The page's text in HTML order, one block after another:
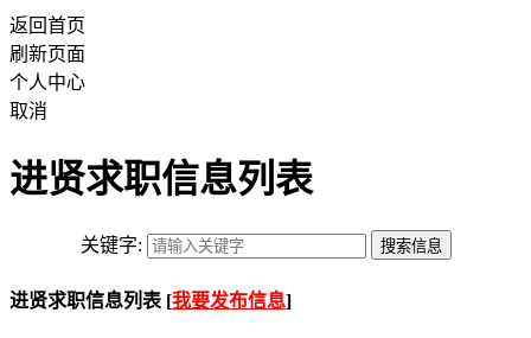
返回首页
刷新页面
个人中心
取消
进贤求职信息列表
关键字:
进贤求职信息列表 [我要发布信息]